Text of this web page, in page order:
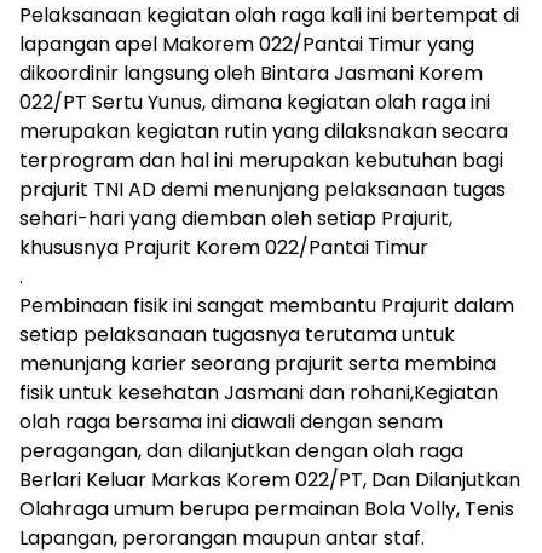
Pelaksanaan kegiatan olah raga kali ini bertempat di
lapangan apel Makorem 022/Pantai Timur yang
dikoordinir langsung oleh Bintara Jasmani Korem
022/PT Sertu Yunus, dimana kegiatan olah raga ini
merupakan kegiatan rutin yang dilaksnakan secara
terprogram dan hal ini merupakan kebutuhan bagi
prajurit TNI AD demi menunjang pelaksanaan tugas
sehari-hari yang diemban oleh setiap Prajurit,
khususnya Prajurit Korem 022/Pantai Timur
.
Pembinaan fisik ini sangat membantu Prajurit dalam
setiap pelaksanaan tugasnya terutama untuk
menunjang karier seorang prajurit serta membina
fisik untuk kesehatan Jasmani dan rohani,Kegiatan
olah raga bersama ini diawali dengan senam
peragangan, dan dilanjutkan dengan olah raga
Berlari Keluar Markas Korem 022/PT, Dan Dilanjutkan
Olahraga umum berupa permainan Bola Volly, Tenis
Lapangan, perorangan maupun antar staf.